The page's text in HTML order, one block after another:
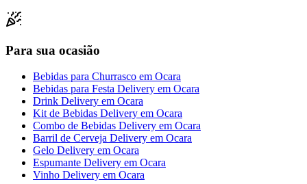
Para sua ocasião
Bebidas para Churrasco em Ocara
Bebidas para Festa Delivery em Ocara
Drink Delivery em Ocara
Kit de Bebidas Delivery em Ocara
Combo de Bebidas Delivery em Ocara
Barril de Cerveja Delivery em Ocara
Gelo Delivery em Ocara
Espumante Delivery em Ocara
Vinho Delivery em Ocara